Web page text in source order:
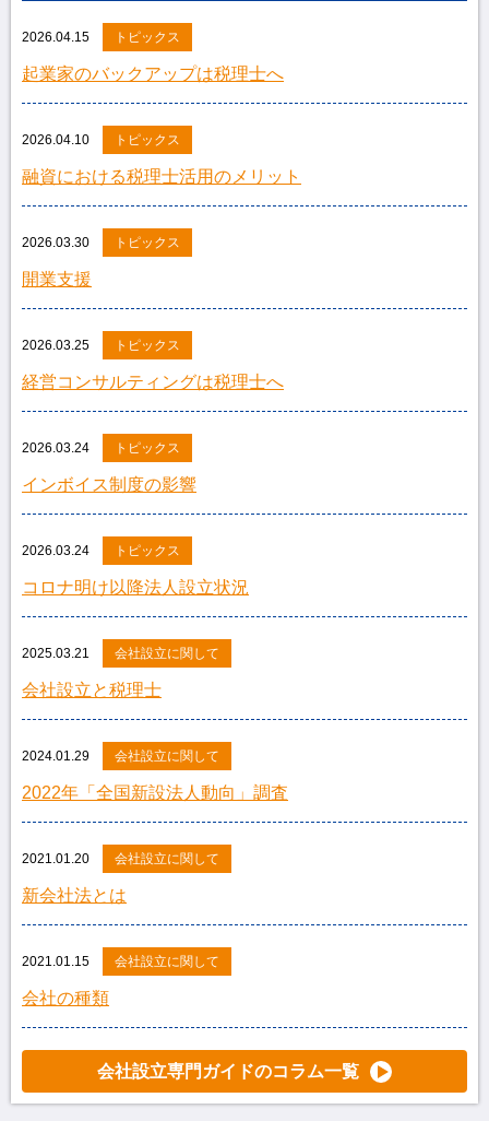
2026.04.15 トピックス
起業家のバックアップは税理士へ
2026.04.10 トピックス
融資における税理士活用のメリット
2026.03.30 トピックス
開業支援
2026.03.25 トピックス
経営コンサルティングは税理士へ
2026.03.24 トピックス
インボイス制度の影響
2026.03.24 トピックス
コロナ明け以降法人設立状況
2025.03.21 会社設立に関して
会社設立と税理士
2024.01.29 会社設立に関して
2022年「全国新設法人動向」調査
2021.01.20 会社設立に関して
新会社法とは
2021.01.15 会社設立に関して
会社の種類
会社設立専門ガイドのコラム一覧